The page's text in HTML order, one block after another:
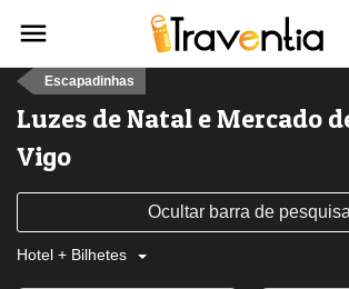
Escapadinhas
Luzes de Natal e Mercado
Vigo
Ocultar barra de pesquisa
Hotel + Bilhetes